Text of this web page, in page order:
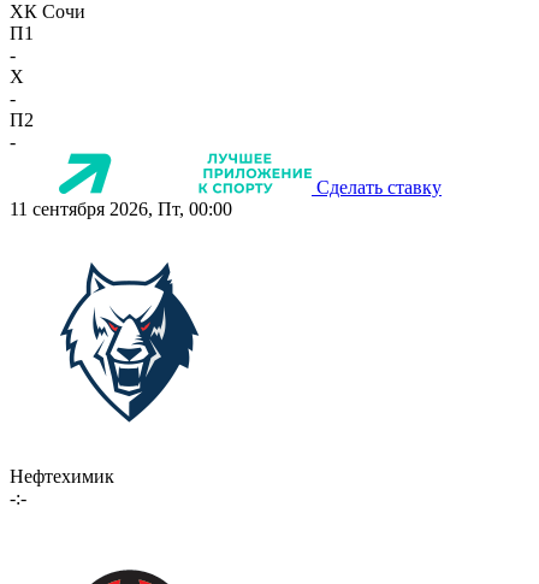
ХК Сочи
П1
-
X
-
П2
-
Сделать ставку
11 сентября 2026, Пт, 00:00
Нефтехимик
-:-